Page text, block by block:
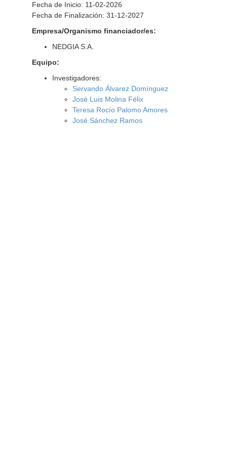
Fecha de Inicio: 11-02-2026
Fecha de Finalización: 31-12-2027
Empresa/Organismo financiador/es:
NEDGIA S.A.
Equipo:
Investigadores:
Servando Álvarez Domínguez
José Luis Molina Félix
Teresa Rocío Palomo Amores
José Sánchez Ramos